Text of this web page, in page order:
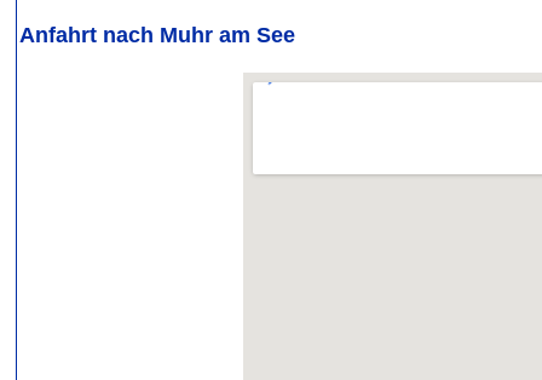
Anfahrt nach Muhr am See